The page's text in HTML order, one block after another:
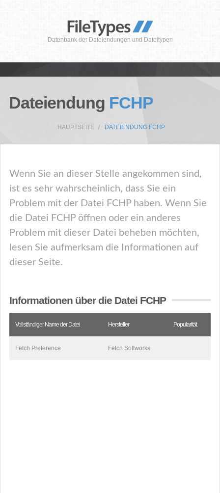
Datenbank der Dateiendungen und Dateitypen
Dateiendung FCHP
HAUPTSEITE DATEIENDUNG FCHP
Wenn Sie an dieser Stelle angekommen sind,
ist es sehr wahrscheinlich, dass Sie ein
Problem mit der Datei FCHP haben. Wenn Sie
die Datei FCHP öffnen oder ein anderes
Problem mit dieser Datei beheben möchten,
lesen Sie aufmerksam die Informationen auf
dieser Seite.
Informationen über die Datei FCHP
Vollständiger Name der Datei Hersteller Popularität
Fetch Preference Fetch Softworks